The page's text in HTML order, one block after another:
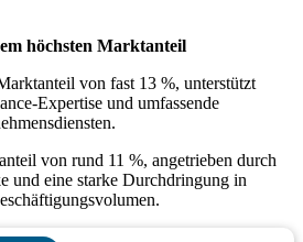
höchsten Marktanteil
von fast 13 %, unterstützt
Expertise und umfassende
von rund 11 %, angetrieben durch
und eine starke Durchdringung in